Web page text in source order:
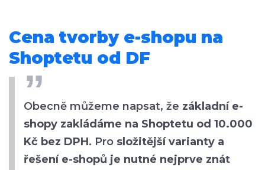
Cena tvorby e-shopu na
Shoptetu od DF
Obecně můžeme napsat, že základní e-
shopy zakládáme na Shoptetu od 10.000
Kč bez DPH. Pro složitější varianty a
řešení e-shopů je nutné nejprve znát